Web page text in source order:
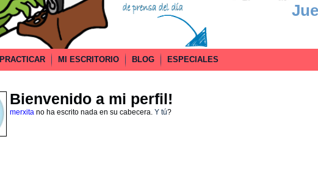
PRACTICAR MI ESCRITORIO BLOG ESPECIALES
Bienvenido a mi perfil!
merxitano ha escrito nada en su cabecera. Y tú?